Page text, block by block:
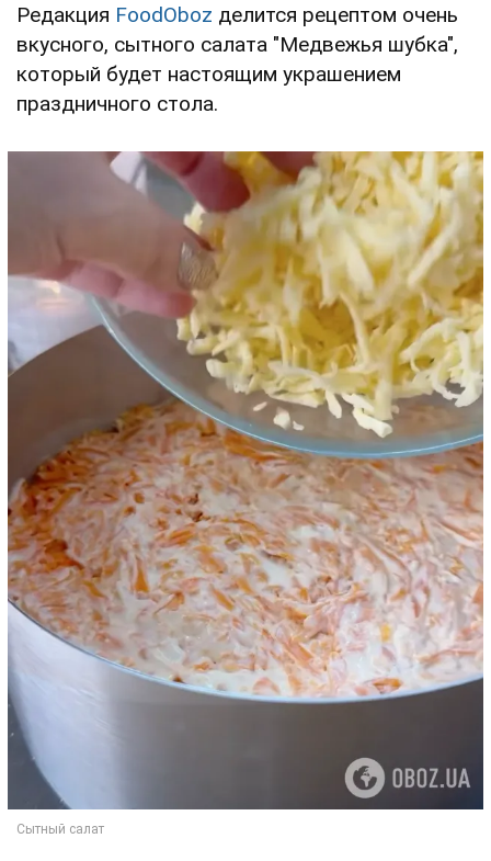
Редакция FoodOboz делится рецептом очень
вкусного, сытного салата "Медвежья шубка",
который будет настоящим украшением
праздничного стола.